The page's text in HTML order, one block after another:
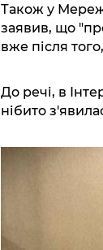
Також у
заявив, що
вже після
До речі, в
нібито